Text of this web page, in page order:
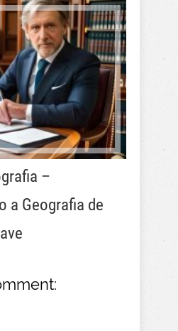
–
a Geografia de